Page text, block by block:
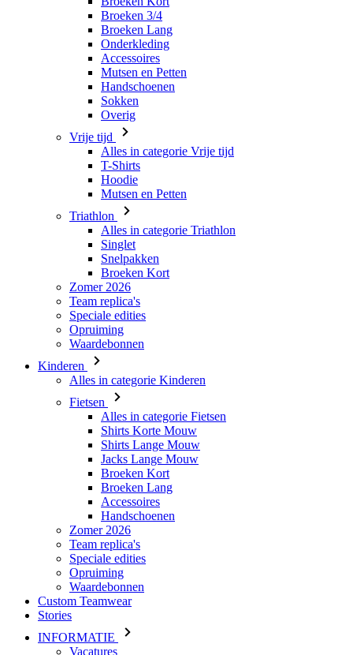
Mutsen en Petten
Handschoenen
Sokken
Overig
Vrije tijd
Alles in categorie Vrije tijd
T-Shirts
Hoodie
Mutsen en Petten
Triathlon
Alles in categorie Triathlon
Singlet
Snelpakken
Broeken Kort
Zomer 2026
Team replica's
Speciale edities
Opruiming
Waardebonnen
Kinderen
Alles in categorie Kinderen
Fietsen
Alles in categorie Fietsen
Shirts Lange Mouw
Jacks Lange Mouw
Broeken Kort
Broeken Lang
Accessoires
Handschoenen
Zomer 2026
Team replica's
Speciale edities
Opruiming
Waardebonnen
Custom Teamwear
Stories
INFORMATIE
Vacatures
Algemene verkoopsvoorwaarden
Privacybeleid
Cookiebeleid